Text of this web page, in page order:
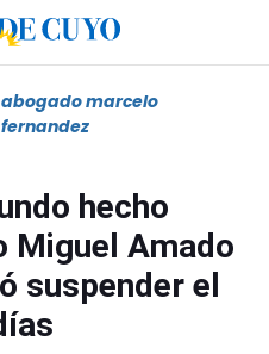
abogado marcelo
fernandez
hecho
Miguel Amado
suspender el